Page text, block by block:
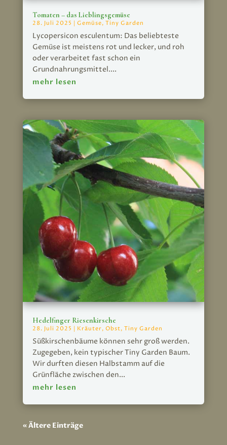
Tomaten – das Lieblingsgemüse
28. Juli 2025 | Gemüse, Tiny Garden
Lycopersicon esculentum: Das beliebteste
Gemüse ist meistens rot und lecker, und roh
oder verarbeitet fast schon ein
Grundnahrungsmittel....
mehr lesen
Hedelfinger Riesenkirsche
28. Juli 2025 | Kräuter, Obst, Tiny Garden
Süßkirschenbäume können sehr groß werden.
Zugegeben, kein typischer Tiny Garden Baum.
Wir durften diesen Halbstamm auf die
Grünfläche zwischen den...
mehr lesen
« Ältere Einträge